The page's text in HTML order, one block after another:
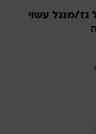
גז/מנגל עשוי